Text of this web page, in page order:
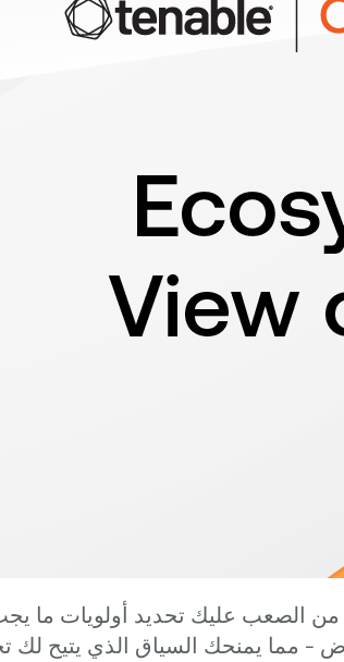
يمنحك السياق الذي يتيح لك